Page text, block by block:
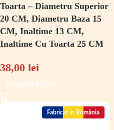
Toarta – Diametru Superior
20 CM, Diametru Baza 15
CM, Inaltime 13 CM,
Inaltime Cu Toarta 25 CM
38,00 lei
ADAUGĂ ÎN COȘ
Fabricat în România